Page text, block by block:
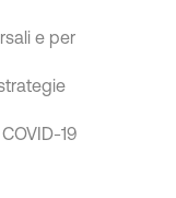
e per
19